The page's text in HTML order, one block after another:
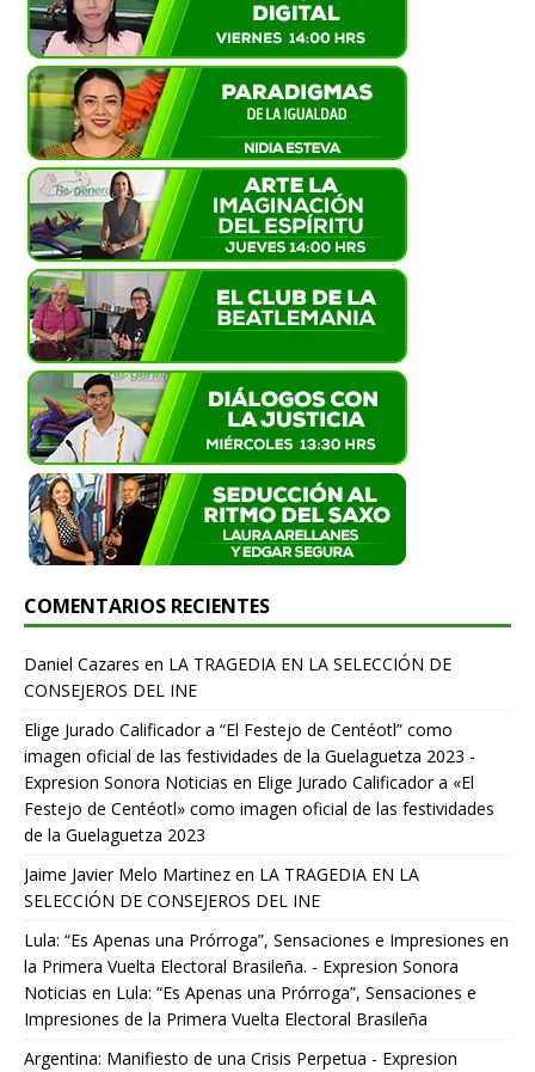
COMENTARIOS RECIENTES
Daniel Cazares en LA TRAGEDIA EN LA SELECCIÓN DE
CONSEJEROS DEL INE
Elige Jurado Calificador a “El Festejo de Centéotl” como
imagen oficial de las festividades de la Guelaguetza 2023 -
Expresion Sonora Noticias en Elige Jurado Calificador a «El
Festejo de Centéotl» como imagen oficial de las festividades
de la Guelaguetza 2023
Jaime Javier Melo Martinez en LA TRAGEDIA EN LA
SELECCIÓN DE CONSEJEROS DEL INE
Lula: “Es Apenas una Prórroga”, Sensaciones e Impresiones en
la Primera Vuelta Electoral Brasileña. - Expresion Sonora
Noticias en Lula: “Es Apenas una Prórroga”, Sensaciones e
Impresiones de la Primera Vuelta Electoral Brasileña
Argentina: Manifiesto de una Crisis Perpetua - Expresion